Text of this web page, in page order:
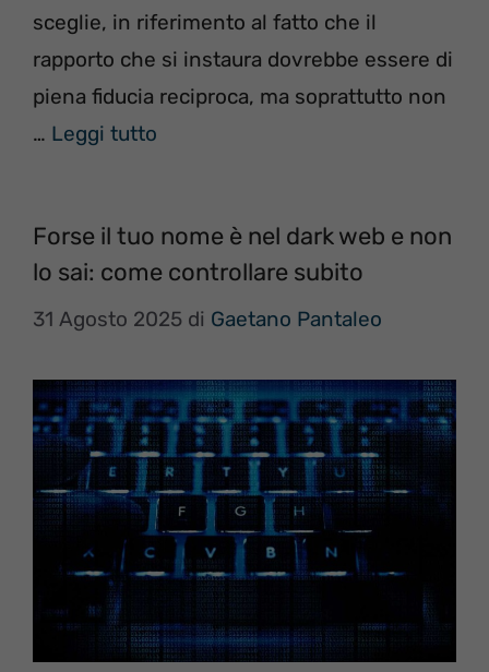
sceglie, in riferimento al fatto che il
rapporto che si instaura dovrebbe essere di
piena fiducia reciproca, ma soprattutto non
… Leggi tutto
Forse il tuo nome è nel dark web e non
lo sai: come controllare subito
31 Agosto 2025 di Gaetano Pantaleo